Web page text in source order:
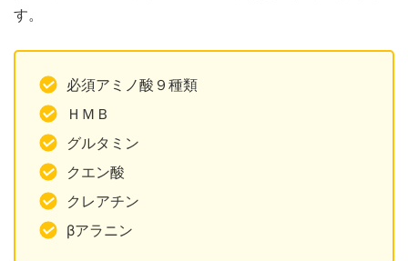
す。
必須アミノ酸９種類
ＨＭＢ
グルタミン
クエン酸
クレアチン
βアラニン